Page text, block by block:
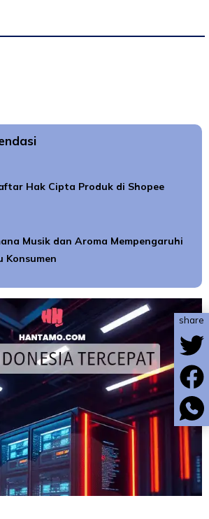
Hak Cipta Produk di Shopee
Musik dan Aroma Mempengaruhi
Konsumen
share